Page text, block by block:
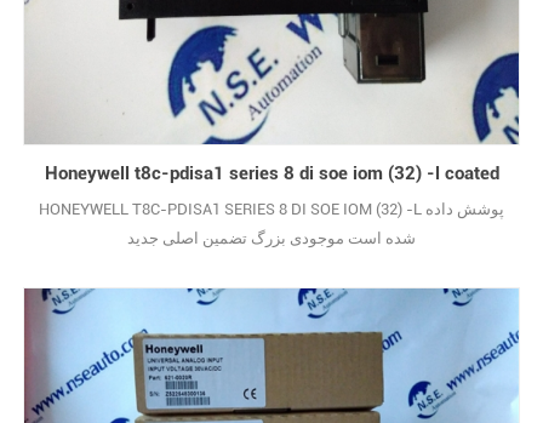
Honeywell t8c-pdisa1 series 8 di soe iom (32) -l coated
HONEYWELL T8C-PDISA1 SERIES 8 DI SOE IOM (32) -L پوشش داده
شده است موجودی بزرگ تضمین اصلی جدید